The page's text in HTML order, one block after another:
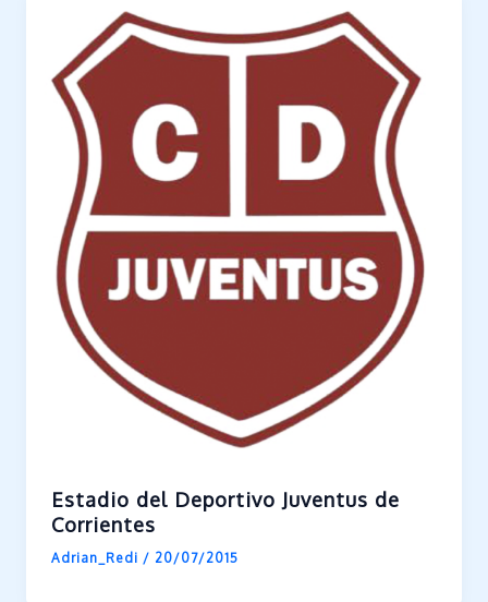
Estadio del Deportivo Juventus de
Corrientes
Adrian_Redi / 20/07/2015